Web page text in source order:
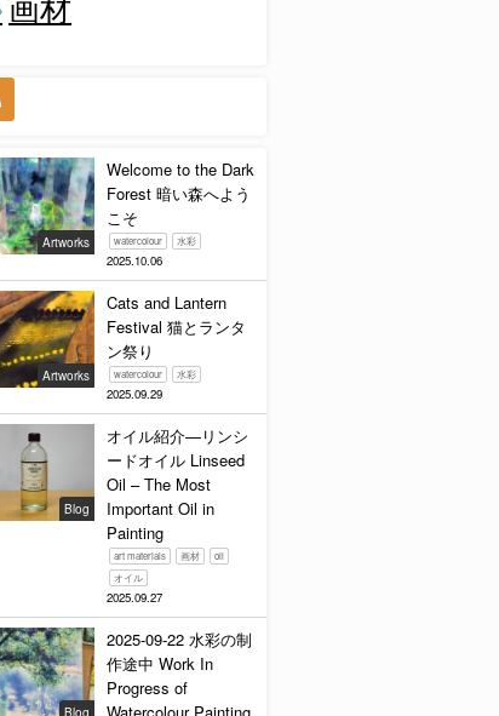
Artworks
Welcome to the Dark
Forest 暗い森へよう
こそ
watercolour 水彩
2025.10.06
Artworks
Cats and Lantern
Festival 猫とランタ
ン祭り
watercolour 水彩
2025.09.29
Blog
オイル紹介—リンシ
ードオイル Linseed
Oil – The Most
Important Oil in
Painting
art materials 画材
oil
オイル
2025.09.27
Blog
2025-09-22 水彩の制
作途中 Work In
Progress of